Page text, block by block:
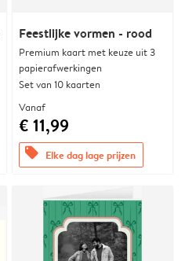
Feestlijke vormen - rood
Premium kaart met keuze uit 3
papierafwerkingen
Set van 10 kaarten
Vanaf
€ 11,99
offers Elke dag lage prijzen